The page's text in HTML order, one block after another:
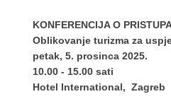
KONFERENCIJA O
Oblikovanje turizma za
petak, 5. prosinca 2025.
10.00 - 15.00 sati
Hotel International, Zagreb